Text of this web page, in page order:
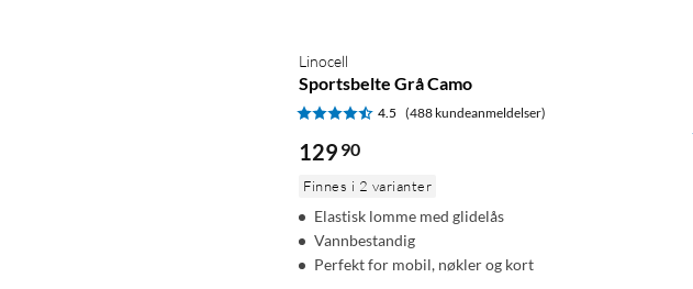
Linocell
Sportsbelte Grå Camo
4.5 (488 kundeanmeldelser)
129 90
Finnes i 2 varianter
Elastisk lomme med glidelås
Vannbestandig
Perfekt for mobil, nøkler og kort